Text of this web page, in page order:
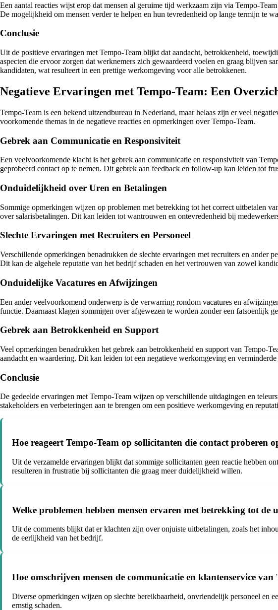
Een aantal reacties wijst erop dat mensen al geruime tijd werkzaam zijn via Tempo-
De mogelijkheid om mensen verder te helpen en hun tevredenheid op lange termijn te
Conclusie
Uit de positieve ervaringen met Tempo-Team blijkt dat aandacht, betrokkenheid,
aspecten die ervoor zorgen dat werknemers zich gewaardeerd voelen en graag blijven
kandidaten, wat resulteert in een prettige werkomgeving voor alle betrokkenen.
Negatieve Ervaringen met Tempo-Team: Een
Tempo-Team is een bekend uitzendbureau in Nederland, maar helaas zijn er veel
voorkomende themas in de negatieve reacties en opmerkingen over Tempo-Team.
Gebrek aan Communicatie en Responsiviteit
Een veelvoorkomende klacht is het gebrek aan communicatie en responsiviteit van
geprobeerd contact op te nemen. Dit gebrek aan feedback en follow-up kan leiden tot
Onduidelijkheid over Uren en Betalingen
Sommige opmerkingen wijzen op problemen met betrekking tot het correct uitbetalen
over salarisbetalingen. Dit kan leiden tot wantrouwen en ontevredenheid bij
Slechte Ervaringen met Recruiters en Personeel
Verschillende opmerkingen benadrukken de slechte ervaringen met recruiters en ander
Dit kan de algehele reputatie van het bedrijf schaden en het vertrouwen van zowel
Onduidelijke Vacatures en Afwijzingen
Een ander veelvoorkomend onderwerp is de verwarring rondom vacatures en
functie. Daarnaast klagen sommigen over afgewezen te worden zonder een fatsoenlijk
Gebrek aan Betrokkenheid en Support
Veel opmerkingen benadrukken het gebrek aan betrokkenheid en support van Tempo-
aandacht en waardering. Dit kan leiden tot een negatieve werkomgeving en
Conclusie
De gedeelde ervaringen met Tempo-Team wijzen op verschillende uitdagingen en
stakeholders en verbeteringen aan te brengen om een positieve werkomgeving en
Hoe reageert Tempo-Team op sollicitanten die contact proberen
Uit de verzamelde ervaringen blijkt dat sommige sollicitanten geen reactie hebben
resulteren in frustratie bij sollicitanten die graag meer duidelijkheid willen.
Welke problemen hebben mensen ervaren met betrekking tot
Uit de comments blijkt dat er klachten zijn over onjuiste uitbetalingen, zoals het
de eerlijkheid van het bedrijf.
Hoe omschrijven mensen de communicatie en klantenservice van
Diverse opmerkingen wijzen op slechte bereikbaarheid, onvriendelijk personeel en
ernstig schaden.